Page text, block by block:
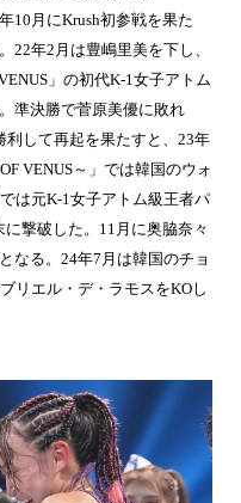
10月にKrush初参戦を果た
22年2月は豊嶋里美を下し、
」の初代K-1女子アトム
準決勝で菅原美優に敗れ
利して再起を果たすと、23年
VENUS～」では韓国のウォ
は元K-1女子アトム級王者パ
撃破した。11月に奥脇奈々
なる。24年7月は韓国のチョ
リエル・デ・ラモスをKOし